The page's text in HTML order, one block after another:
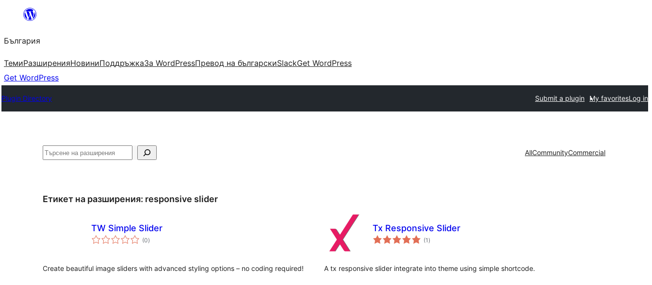
България
ТемиРазширенияНовиниПоддръжкаЗа WordPressПревод на българскиSlackGet WordPress
Get WordPress
Plugin Directory Submit a plugin My favoritesLog in
Търсене AllCommunityCommercial
Етикет на разширения: responsive slider
TW Simple Slider
(0общо
оценки
)
Create beautiful image sliders with advanced styling options – no coding required!
Tx Responsive Slider
(1 общо
оценки
)
A tx responsive slider integrate into theme using simple shortcode.